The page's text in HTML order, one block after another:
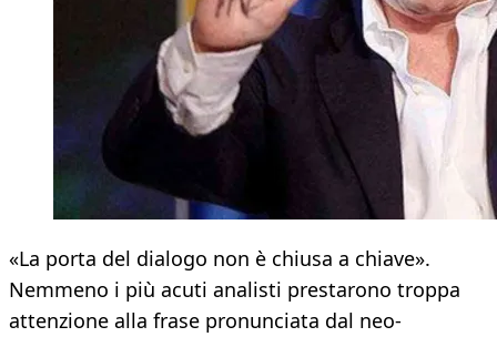
«La porta del dialogo non è chiusa a chiave».
Nemmeno i più acuti analisti prestarono troppa
attenzione alla frase pronunciata dal neo-